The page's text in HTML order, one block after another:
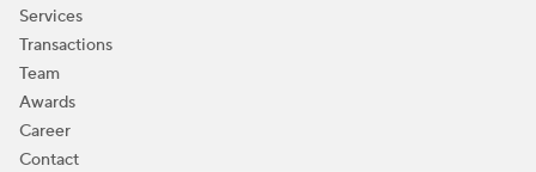
Services
Transactions
Team
Awards
Career
Contact